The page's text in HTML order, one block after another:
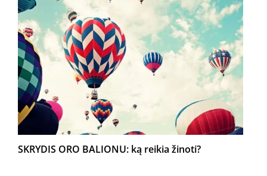
SKRYDIS ORO BALIONU: ką reikia žinoti?